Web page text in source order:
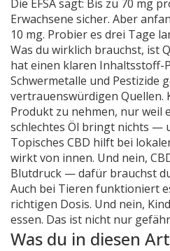
Die EFSA sagt: Bis zu 70 mg
Erwachsene sicher. Aber
10 mg. Probier es drei Tage
Was du wirklich brauchst, ist
hat einen klaren Inhaltsstoff-
Schwermetalle und Pestizide
vertrauenswürdigen Quellen.
Produkt zu nehmen, nur weil
schlechtes Öl bringt nichts —
Topisches CBD hilft bei
wirkt von innen. Und nein,
Blutdruck — dafür brauchst
Auch bei Tieren funktioniert
richtigen Dosis. Und nein,
essen. Das ist nicht nur
Was du in diesen